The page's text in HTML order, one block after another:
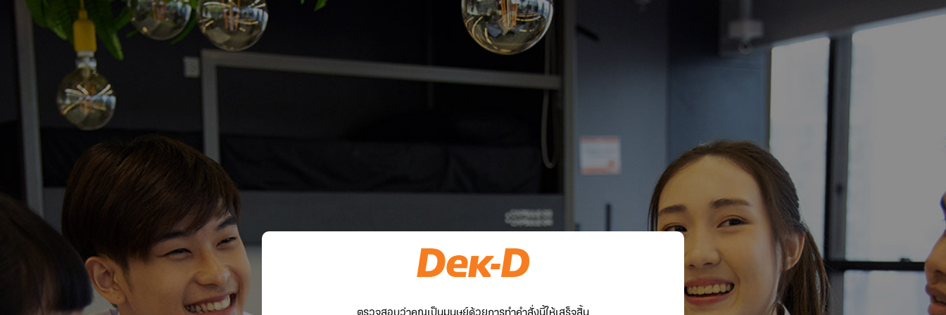
ตรวจสอบว่าคุณเป็นมนุษย์ด้วยการทำคำสั่งนี้ให้เสร็จสิ้น